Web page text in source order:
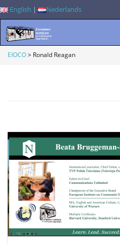
English | Nederlands
EIOCO> Ronald Reagan